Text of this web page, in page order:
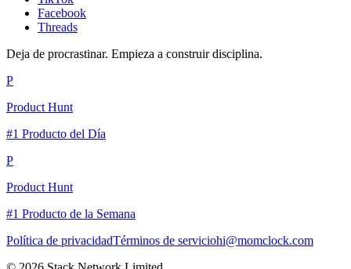
Facebook
Threads
Deja de procrastinar. Empieza a construir disciplina.
P
Product Hunt
#1 Producto del Día
P
Product Hunt
#1 Producto de la Semana
Política de privacidadTérminos de serviciohi@momclock.com